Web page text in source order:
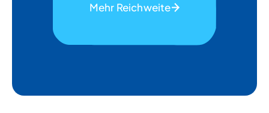
Mehr Reichweite